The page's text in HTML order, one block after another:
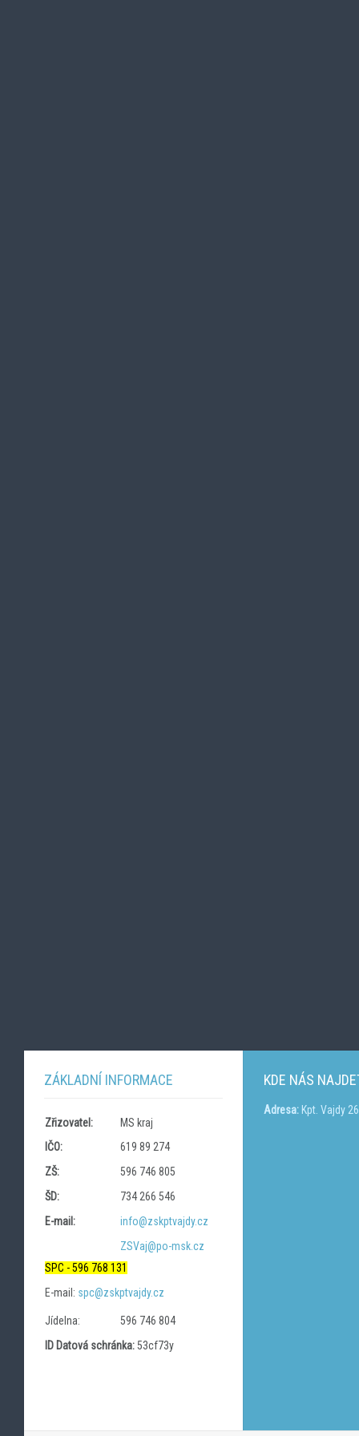
ZÁKLADNÍ INFORMACE
Zřizovatel:
MS kraj
IČO:
619 89 274
ZŠ:
596 746 805
ŠD:
734 266 546
E-mail:
info@zskptvajdy.cz
ZSVaj@po-msk.cz
SPC - 596 768 131
E-mail: spc@zskptvajdy.cz
Jídelna:
596 746 804
ID Datová schránka:53cf73y
KDE NÁS
Adresa:Kpt. Vajdy